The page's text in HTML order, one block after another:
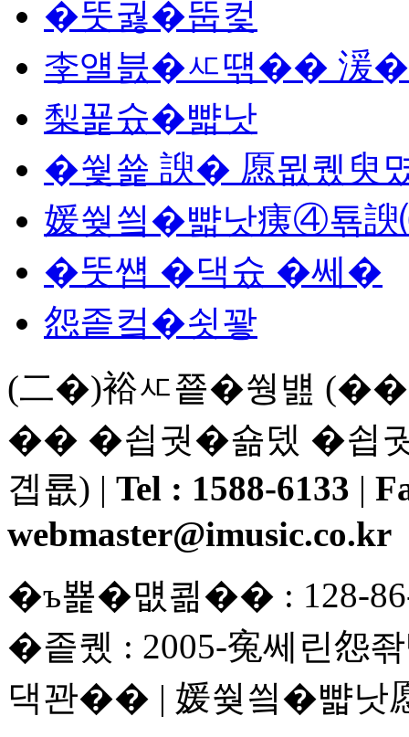
�뚯궗�뚭컻
李얠븘�ㅼ떆�� 湲�
梨꾩슜�뺣낫
�쒗쑕 諛� 愿묎퀬臾
媛쒖씤�뺣낫痍④툒
�뚯썝 �댁슜 �쎄�
怨좉컼�쇳꽣
(二�)裕ㅼ쭅�쒕뱶
�� �쇱궛�숆뎄 �쇱
곕룞) | Tel : 1588-6133 |
webmaster@imusic.co.kr
�ъ뾽�먮쾲�� : 128-
�좉퀬 : 2005-寃쎄린
댁꽌�� | 媛쒖씤�뺣낫